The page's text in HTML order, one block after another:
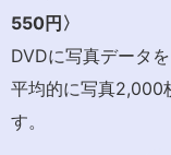
550円〉
DVDに写真データ
平均的に写真2,000
す。